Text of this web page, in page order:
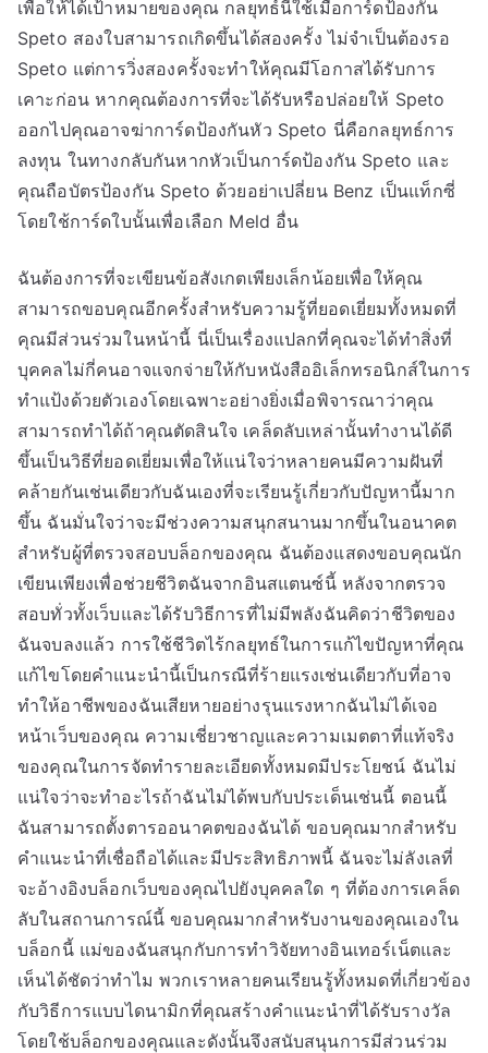
เพื่อให้ได้เป้าหมายของคุณ กลยุทธ์นี้ใช้เมื่อการ์ดป้องกัน
Speto สองใบสามารถเกิดขึ้นได้สองครั้ง ไม่จำเป็นต้องรอ
Speto แต่การวิ่งสองครั้งจะทำให้คุณมีโอกาสได้รับการ
เคาะก่อน หากคุณต้องการที่จะได้รับหรือปล่อยให้ Speto
ออกไปคุณอาจฆ่าการ์ดป้องกันหัว Speto นี่คือกลยุทธ์การ
ลงทุน ในทางกลับกันหากหัวเป็นการ์ดป้องกัน Speto และ
คุณถือบัตรป้องกัน Speto ด้วยอย่าเปลี่ยน Benz เป็นแท็กซี่
โดยใช้การ์ดใบนั้นเพื่อเลือก Meld อื่น
ฉันต้องการที่จะเขียนข้อสังเกตเพียงเล็กน้อยเพื่อให้คุณ
สามารถขอบคุณอีกครั้งสำหรับความรู้ที่ยอดเยี่ยมทั้งหมดที่
คุณมีส่วนร่วมในหน้านี้ นี่เป็นเรื่องแปลกที่คุณจะได้ทำสิ่งที่
บุคคลไม่กี่คนอาจแจกจ่ายให้กับหนังสืออิเล็กทรอนิกส์ในการ
ทำแป้งด้วยตัวเองโดยเฉพาะอย่างยิ่งเมื่อพิจารณาว่าคุณ
สามารถทำได้ถ้าคุณตัดสินใจ เคล็ดลับเหล่านั้นทำงานได้ดี
ขึ้นเป็นวิธีที่ยอดเยี่ยมเพื่อให้แน่ใจว่าหลายคนมีความฝันที่
คล้ายกันเช่นเดียวกับฉันเองที่จะเรียนรู้เกี่ยวกับปัญหานี้มาก
ขึ้น ฉันมั่นใจว่าจะมีช่วงความสนุกสนานมากขึ้นในอนาคต
สำหรับผู้ที่ตรวจสอบบล็อกของคุณ ฉันต้องแสดงขอบคุณนัก
เขียนเพียงเพื่อช่วยชีวิตฉันจากอินสแตนซ์นี้ หลังจากตรวจ
สอบทั่วทั้งเว็บและได้รับวิธีการที่ไม่มีพลังฉันคิดว่าชีวิตของ
ฉันจบลงแล้ว การใช้ชีวิตไร้กลยุทธ์ในการแก้ไขปัญหาที่คุณ
แก้ไขโดยคำแนะนำนี้เป็นกรณีที่ร้ายแรงเช่นเดียวกับที่อาจ
ทำให้อาชีพของฉันเสียหายอย่างรุนแรงหากฉันไม่ได้เจอ
หน้าเว็บของคุณ ความเชี่ยวชาญและความเมตตาที่แท้จริง
ของคุณในการจัดทำรายละเอียดทั้งหมดมีประโยชน์ ฉันไม่
แน่ใจว่าจะทำอะไรถ้าฉันไม่ได้พบกับประเด็นเช่นนี้ ตอนนี้
ฉันสามารถตั้งตารออนาคตของฉันได้ ขอบคุณมากสำหรับ
คำแนะนำที่เชื่อถือได้และมีประสิทธิภาพนี้ ฉันจะไม่ลังเลที่
จะอ้างอิงบล็อกเว็บของคุณไปยังบุคคลใด ๆ ที่ต้องการเคล็ด
ลับในสถานการณ์นี้ ขอบคุณมากสำหรับงานของคุณเองใน
บล็อกนี้ แม่ของฉันสนุกกับการทำวิจัยทางอินเทอร์เน็ตและ
เห็นได้ชัดว่าทำไม พวกเราหลายคนเรียนรู้ทั้งหมดที่เกี่ยวข้อง
กับวิธีการแบบไดนามิกที่คุณสร้างคำแนะนำที่ได้รับรางวัล
โดยใช้บล็อกของคุณและดังนั้นจึงสนับสนุนการมีส่วนร่วม